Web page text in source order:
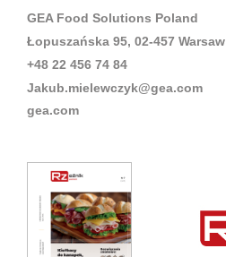
GEA Food Solutions Poland
Łopuszańska 95, 02-457 Warsaw
+48 22 456 74 84
Jakub.mielewczyk@gea.com
gea.com